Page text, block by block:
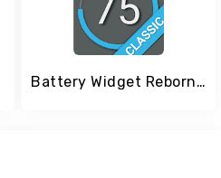
Battery Widget Reborn Classic